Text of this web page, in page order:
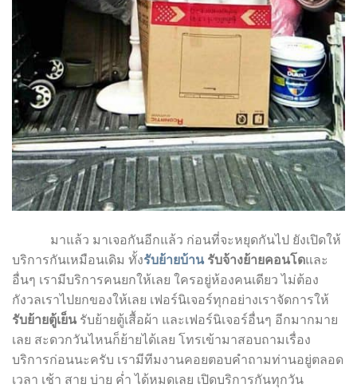
มาแล้ว มาเจอกันอีกแล้ว ก่อนที่จะหยุดกันไป ยังเปิดให้
บริการกันเหมือนเดิม ทั้งรับย้ายบ้าน รับจ้างย้ายคอนโดและ
อื่นๆ เรามีบริการคนยกให้เลย ใครอยู่ห้องคนเดียว ไม่ต้อง
กังวลเราไปยกของให้เลย เฟอร์นิเจอร์ทุกอย่างเราจัดการให้
รับย้ายตู้เย็น รับย้ายตู้เสื้อผ้า และเฟอร์นิเจอร์อื่นๆ อีกมากมาย
เลย สะดวกวันไหนก็ย้ายได้เลย โทรเข้ามาสอบถามเรื่อง
บริการก่อนนะครับ เรามีทีมงานคอยตอบคำถามท่านอยู่ตลอด
เวลา เช้า สาย บ่าย ค่ำ ได้หมดเลย เปิดบริการกันทุกวัน